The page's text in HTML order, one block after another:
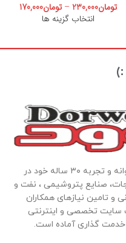
تومان230,000
– تومان170,000
انتخاب گزینه ها
:)
” با توجه به پشتوانه و تجربه ۳۰ ساله خود در
صنایع پتروشیمی ، نفت و
و تامین نیازهای همکاران
سایت تخصصی و اینترنتی